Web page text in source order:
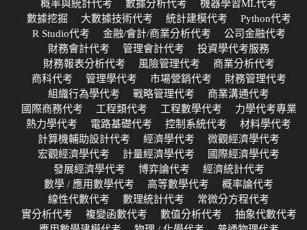
概率與統計代考
數據分析代考
機器學習ML代考
數據挖掘
大數據技術代考 統計建模代考
Python代考
R Studio代考
金融/會計/商業分析代考
公司金融代考
財務會計代考
管理會計代考
投資學代考服務
財務報表分析代考
風險管理代考
商業分析代考
商科代考
管理學代考 市場營銷代考
財務管理代考
組織行為學代考
戰略管理代考
商業溝通代考
國際商務代考
工程類代考 工程數學代考
力學代考專業
熱力學代考
電路基礎代考 控制系統代考
材料學代考
計算機輔助設計代考
經濟學代考
微觀經濟學代考
宏觀經濟學代考
計量經濟學代考
國際經濟學代考
發展經濟學代考
博弈論代考
經濟統計代考
數學 / 應用數學代考
高等數學代考
概率論代考
線性代數代考
數理統計代考
常微分方程代考
實分析代考
複變函數代考 數值分析代考
抽象代數代考